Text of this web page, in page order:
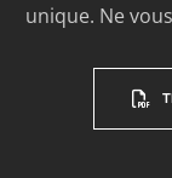
unique. Ne